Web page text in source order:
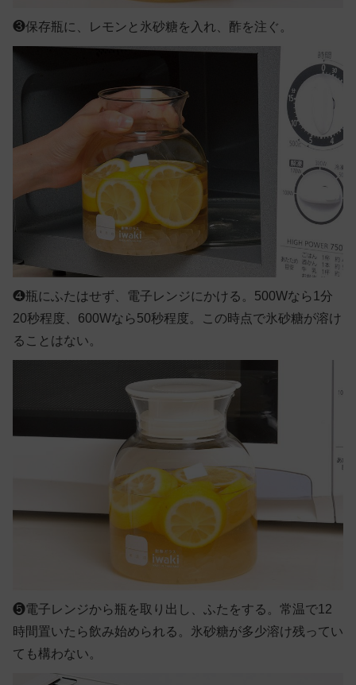
❸保存瓶に、レモンと氷砂糖を入れ、酢を注ぐ。
❹瓶にふたはせず、電子レンジにかける。500Wなら1分
20秒程度、600Wなら50秒程度。この時点で氷砂糖が溶け
ることはない。
❺電子レンジから瓶を取り出し、ふたをする。常温で12
時間置いたら飲み始められる。氷砂糖が多少溶け残ってい
ても構わない。